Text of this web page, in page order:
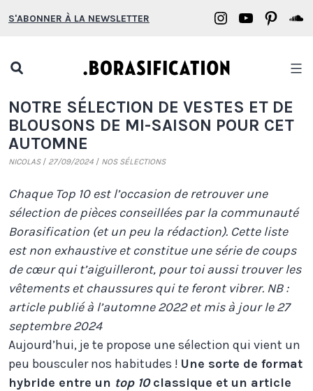
au
S'ABONNER À LA NEWSLETTER
Borasification
popup
Borasification
NOTRE SÉLECTION DE VESTES ET DE
BLOUSONS DE MI-SAISON POUR CET
AUTOMNE
NICOLAS 27/09/2024 NOS SÉLECTIONS
Chaque Top 10 est l’occasion de retrouver une
sélection de pièces conseillées par la communauté
Borasification (et un peu la rédaction). Cette liste
est non exhaustive et constitue une série de coups
de cœur qui t’aiguilleront, pour toi aussi trouver les
vêtements et chaussures qui te feront vibrer. NB :
article publié à l’automne 2022 et mis à jour le 27
septembre 2024
Aujourd’hui, je te propose une sélection qui vient un
peu bousculer nos habitudes ! Une sorte de format
hybride entre un top 10classique et un article